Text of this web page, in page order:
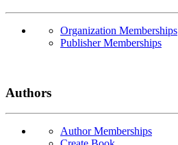
Organization Memberships
Publisher Memberships
Authors
Author Memberships